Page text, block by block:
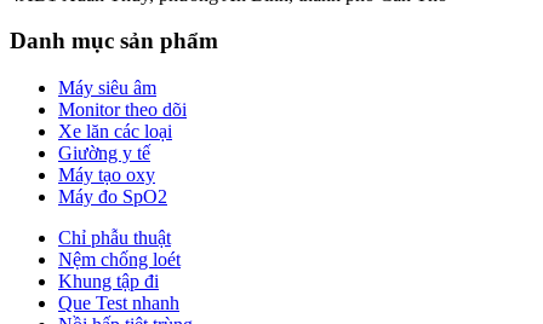
Danh mục sản phẩm
Máy siêu âm
Monitor theo dõi
Xe lăn các loại
Giường y tế
Máy tạo oxy
Máy đo SpO2
Chỉ phẫu thuật
Nệm chống loét
Khung tập đi
Que Test nhanh